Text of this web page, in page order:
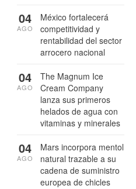
México fortalecerá
competitividad y
rentabilidad del sector
arrocero nacional
04
AGO
The Magnum Ice
Cream Company
lanza sus primeros
helados de agua con
vitaminas y minerales
04
AGO
Mars incorpora mentol
natural trazable a su
cadena de suministro
europea de chicles
04
AGO